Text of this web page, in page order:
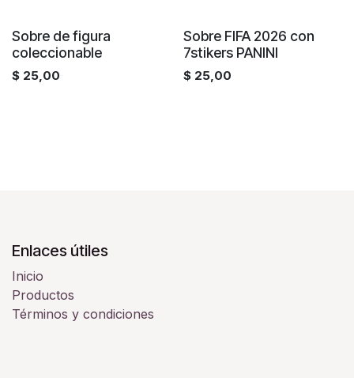
¡Nuevo!
Sobre de figura
coleccionable
$ 25,00
Sobre FIFA 2026 con
7stikers PANINI
$ 25,00
Enlaces útiles
Inicio
Productos
Términos y condiciones